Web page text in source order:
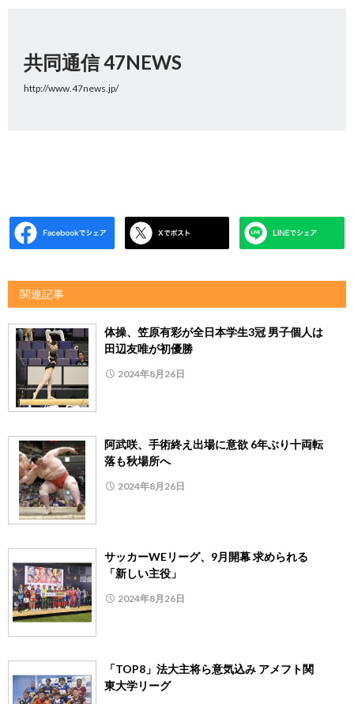
共同通信 47NEWS
http://www.47news.jp/
関連記事
体操、笠原有彩が全日本学生3冠 男子個人は
田辺友唯が初優勝
2024年8月26日
阿武咲、手術終え出場に意欲 6年ぶり十両転
落も秋場所へ
2024年8月26日
サッカーWEリーグ、9月開幕 求められる
「新しい主役」
2024年8月26日
「TOP8」法大主将ら意気込み アメフト関
東大学リーグ